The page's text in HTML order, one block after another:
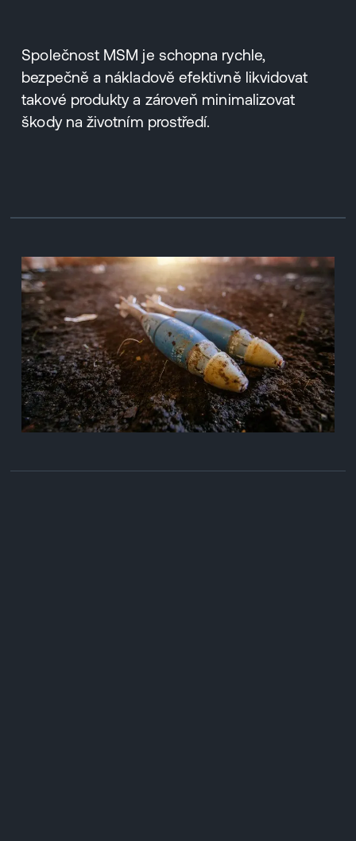
Společnost MSM je schopna rychle,
bezpečně a nákladově efektivně likvidovat
takové produkty a zároveň minimalizovat
škody na životním prostředí.